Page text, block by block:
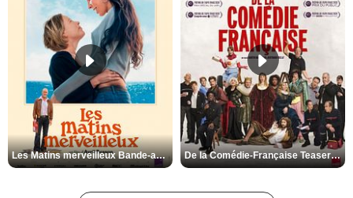
Les Matins merveilleux Bande-annonce VF De la Comédie-Française Teaser VF